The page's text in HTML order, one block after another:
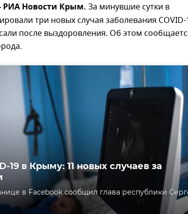
Новости Крым. За минувшие сутки в
три новых случая заболевания COVID-
после выздоровления. Об этом
19 в Крыму: 11 новых случаев за
в Facebook сообщил глава республики